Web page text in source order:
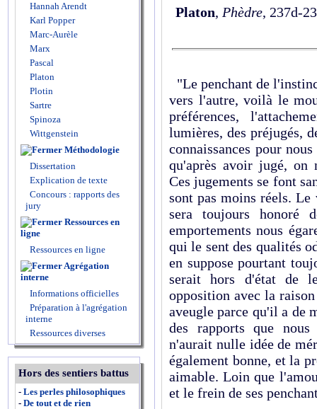
Hannah Arendt
Karl Popper
Marc-Aurèle
Marx
Pascal
Platon
Plotin
Sartre
Spinoza
Wittgenstein
Méthodologie
Dissertation
Explication de texte
Concours : rapports des
jury
Ressources en
ligne
Ressources en ligne
Agrégation
interne
Informations officielles
Préparation à l'agrégation
interne
Ressources diverses
Hors des sentiers battus
- Les perles philosophiques
- De tout et de rien
Platon, Phèdre, 237d-
"Le penchant de
vers l'autre, voilà le
préférences,
lumières, des préjugés,
connaissances pour
qu'après avoir jugé, on
Ces jugements se font
sont pas moins réels.
sera toujours honoré
emportements nous
qui le sent des qualités
en suppose pourtant
serait hors d'état de
opposition avec la
aveugle parce qu'il a de
des rapports que
n'aurait nulle idée de
également bonne, et la
aimable. Loin que
et le frein de ses